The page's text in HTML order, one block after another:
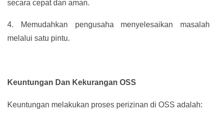
secara cepat dan aman.
4.
Memudahkan pengusaha menyelesaikan masalah
melalui satu pintu.
Keuntungan Dan Kekurangan OSS
Keuntungan melakukan proses perizinan di OSS adalah: